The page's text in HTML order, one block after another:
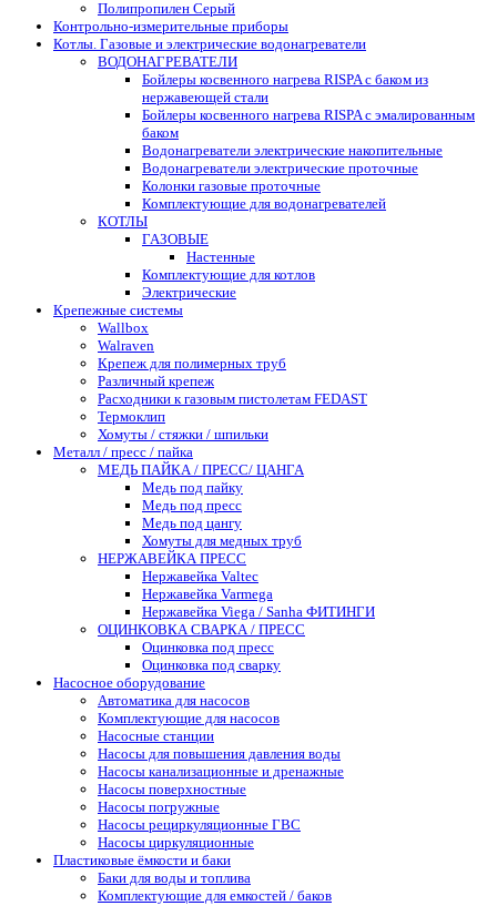
Полипропилен Серый
Контрольно-измерительные приборы
Котлы. Газовые и электрические водонагреватели
ВОДОНАГРЕВАТЕЛИ
Бойлеры косвенного нагрева RISPA с баком из
нержавеющей стали
Бойлеры косвенного нагрева RISPA с эмалированным
баком
Водонагреватели электрические накопительные
Водонагреватели электрические проточные
Колонки газовые проточные
Комплектующие для водонагревателей
КОТЛЫ
ГАЗОВЫЕ
Настенные
Комплектующие для котлов
Электрические
Крепежные системы
Wallbox
Walraven
Крепеж для полимерных труб
Различный крепеж
Расходники к газовым пистолетам FEDAST
Термоклип
Хомуты / стяжки / шпильки
Металл / пресс / пайка
МЕДЬ ПАЙКА / ПРЕСС/ ЦАНГА
Медь под пайку
Медь под пресс
Медь под цангу
Хомуты для медных труб
НЕРЖАВЕЙКА ПРЕСС
Нержавейка Valtec
Нержавейка Varmega
Нержавейка Viega / Sanha ФИТИНГИ
ОЦИНКОВКА СВАРКА / ПРЕСС
Оцинковка под пресс
Оцинковка под сварку
Насосное оборудование
Автоматика для насосов
Комплектующие для насосов
Насосные станции
Насосы для повышения давления воды
Насосы канализационные и дренажные
Насосы поверхностные
Насосы погружные
Насосы рециркуляционные ГВС
Насосы циркуляционные
Пластиковые ёмкости и баки
Баки для воды и топлива
Комплектующие для емкостей / баков